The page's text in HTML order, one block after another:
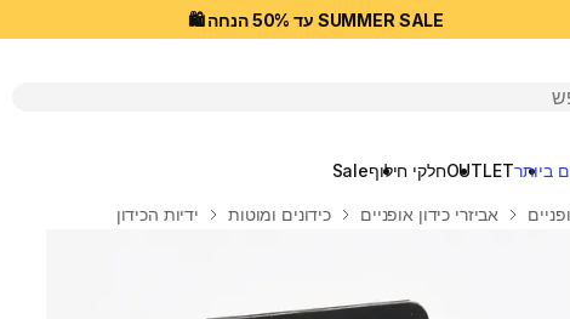
SUMMER SALE עד 50% הנחה 🛍️
ביותרOUTLETחלקי חילוףSale
אביזרי כידון אופניים כידונים ומוטות ידיות הכידון